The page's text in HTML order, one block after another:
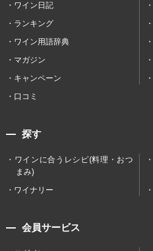
ワイン日記
ランキング
ワイン用語辞典
マガジン
キャンペーン
口コミ
探す
ワインに合うレシピ(料理・おつ
まみ)
ワイナリー
会員サービス